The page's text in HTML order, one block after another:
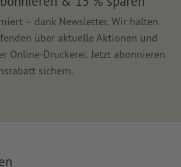
– dank Newsletter. Wir halten
über aktuelle Aktionen und
Online-Druckerei. Jetzt abonnieren
sichern.